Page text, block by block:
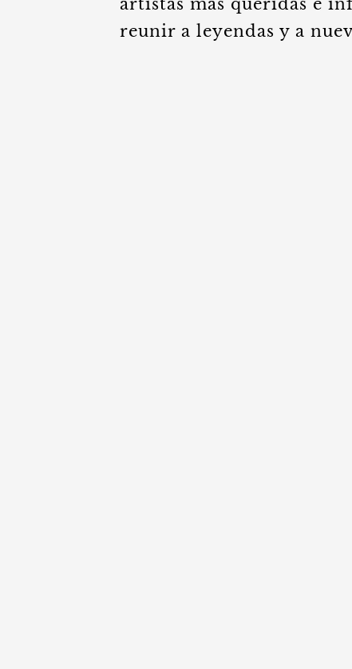
artistas más queridas e
reunir a leyendas y a